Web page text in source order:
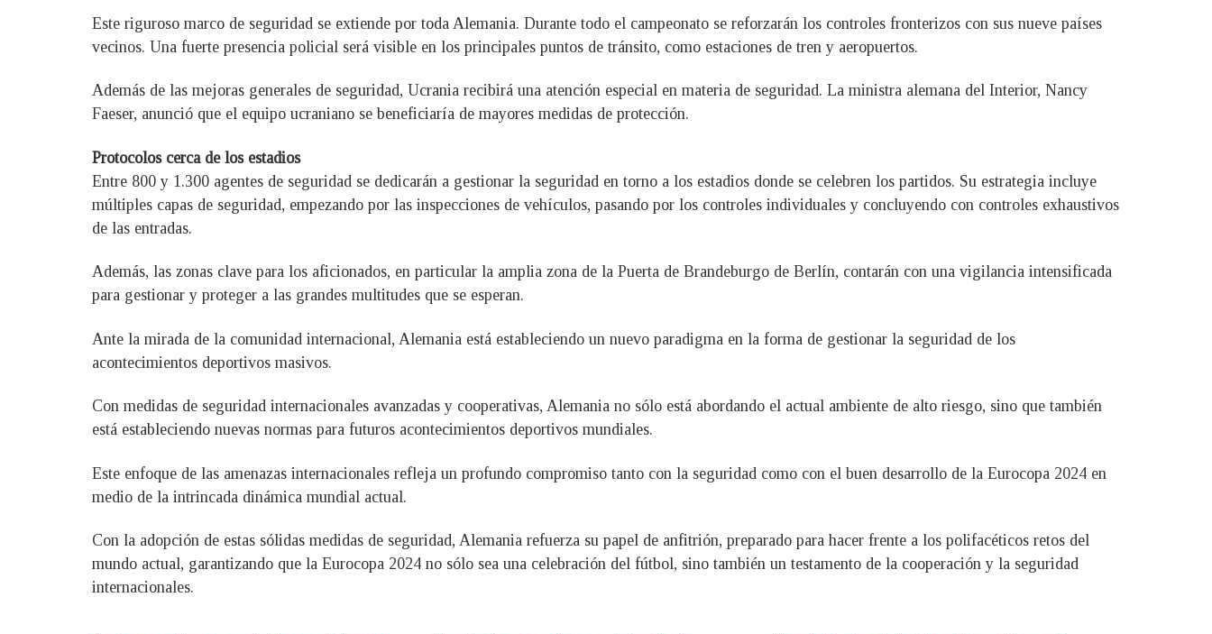
Este riguroso marco de seguridad se extiende por toda Alemania. Durante todo el campeonato se reforzarán los controles fronterizos con sus nueve países
vecinos. Una fuerte presencia policial será visible en los principales puntos de tránsito, como estaciones de tren y aeropuertos.
Además de las mejoras generales de seguridad, Ucrania recibirá una atención especial en materia de seguridad. La ministra alemana del Interior, Nancy
Faeser, anunció que el equipo ucraniano se beneficiaría de mayores medidas de protección.
Protocolos cerca de los estadios
Entre 800 y 1.300 agentes de seguridad se dedicarán a gestionar la seguridad en torno a los estadios donde se celebren los partidos. Su estrategia incluye
múltiples capas de seguridad, empezando por las inspecciones de vehículos, pasando por los controles individuales y concluyendo con controles exhaustivos
de las entradas.
Además, las zonas clave para los aficionados, en particular la amplia zona de la Puerta de Brandeburgo de Berlín, contarán con una vigilancia intensificada
para gestionar y proteger a las grandes multitudes que se esperan.
Ante la mirada de la comunidad internacional, Alemania está estableciendo un nuevo paradigma en la forma de gestionar la seguridad de los
acontecimientos deportivos masivos.
Con medidas de seguridad internacionales avanzadas y cooperativas, Alemania no sólo está abordando el actual ambiente de alto riesgo, sino que también
está estableciendo nuevas normas para futuros acontecimientos deportivos mundiales.
Este enfoque de las amenazas internacionales refleja un profundo compromiso tanto con la seguridad como con el buen desarrollo de la Eurocopa 2024 en
medio de la intrincada dinámica mundial actual.
Con la adopción de estas sólidas medidas de seguridad, Alemania refuerza su papel de anfitrión, preparado para hacer frente a los polifacéticos retos del
mundo actual, garantizando que la Eurocopa 2024 no sólo sea una celebración del fútbol, sino también un testamento de la cooperación y la seguridad
internacionales.